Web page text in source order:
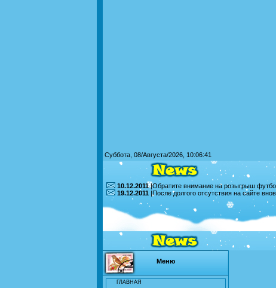
Суббота, 08/Августа/2026, 10:06:41
10.12.2011|Обратите внимание на розыгрыш
19.12.2011 |После долгого отсутствия на сайте
Меню
ГЛАВНАЯ